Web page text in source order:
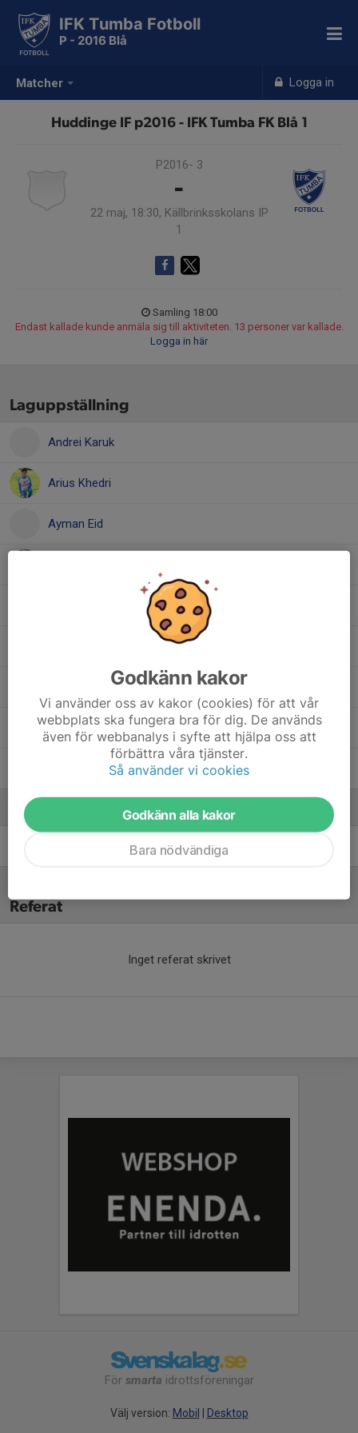
Matcher Logga in
IFK Tumba Fotboll
P - 2016 Blå
Huddinge IF p2016 - IFK Tumba FK Blå 1
P2016- 3
-
22 maj, 18:30, Källbrinksskolans IP
1
Samling 18:00
Endast kallade kunde anmäla sig till aktiviteten. 13 personer var kallade.
Logga in här
Laguppställning
Andrei Karuk
Arius Khedri
Ayman Eid
Georgios Spyropoulos
Philippos Chamoun
Skyddad Identitet
Ledare
Tränare
Referat
Inget referat skrivet
För smarta idrottsföreningar
Välj version: Mobil Desktop
Godkänn kakor
Vi använder oss av kakor (cookies) för att vår
webbplats ska fungera bra för dig. De används
även för webbanalys i syfte att hjälpa oss att
förbättra våra tjänster.
Så använder vi cookies
Godkänn alla kakor
Bara nödvändiga